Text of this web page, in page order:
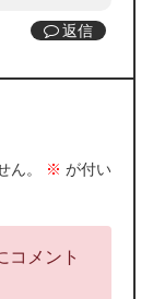
返信
ん。 ※ が付い
コメント